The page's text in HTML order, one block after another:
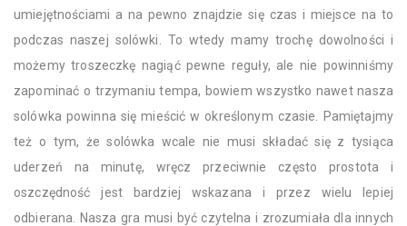
umiejętnościami a na pewno znajdzie się czas i miejsce na to
podczas naszej solówki. To wtedy mamy trochę dowolności i
możemy troszeczkę nagiąć pewne reguły, ale nie powinniśmy
zapominać o trzymaniu tempa, bowiem wszystko nawet nasza
solówka powinna się mieścić w określonym czasie. Pamiętajmy
też o tym, że solówka wcale nie musi składać się z tysiąca
uderzeń na minutę, wręcz przeciwnie często prostota i
oszczędność jest bardziej wskazana i przez wielu lepiej
odbierana. Nasza gra musi być czytelna i zrozumiała dla innych